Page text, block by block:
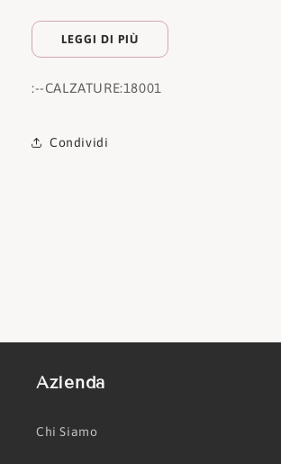
LEGGI DI PIÙ
:--CALZATURE:18001
Condividi
Azienda
Chi Siamo